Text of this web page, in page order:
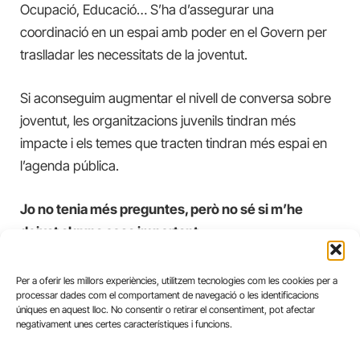
Per a oferir les millors experiències, utilitzem tecnologies com les cookies per a
processar dades com el comportament de navegació o les identificacions
úniques en aquest lloc. No consentir o retirar el consentiment, pot afectar
negativament unes certes característiques i funcions.
Ocupació, Educació… S’ha d’assegurar una
coordinació en un espai amb poder en el Govern per
traslladar les necessitats de la joventut.
Si aconseguim augmentar el nivell de conversa sobre
joventut, les organitzacions juvenils tindran més
impacte i els temes que tracten tindran més espai en
l’agenda pública.
Jo no tenia més preguntes, però no sé si m’he
deixat alguna cosa important.
Sí. Parlant dels pilars de la campanya recordo que,
vinculat a les eleccions europees i en molts països
europeus durant 2023 i 2024, intentem promoure que